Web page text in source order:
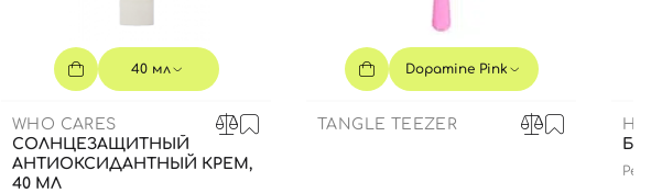
40 мл
WHO CARES
СОЛНЦЕЗАЩИТНЫЙ
АНТИОКСИДАНТНЫЙ КРЕМ,
40 МЛ
Dopamine Pink
TANGLE TEEZER